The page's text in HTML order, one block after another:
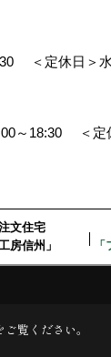
＜定休日＞
～18:30 ＜
文住宅
工房信州」
ご覧ください。